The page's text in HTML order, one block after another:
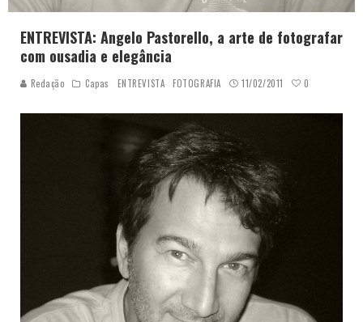
ENTREVISTA: Angelo Pastorello, a arte de fotografar
com ousadia e elegância
Redação Capas ENTREVISTA FOTOGRAFIA 11/02/2011 0